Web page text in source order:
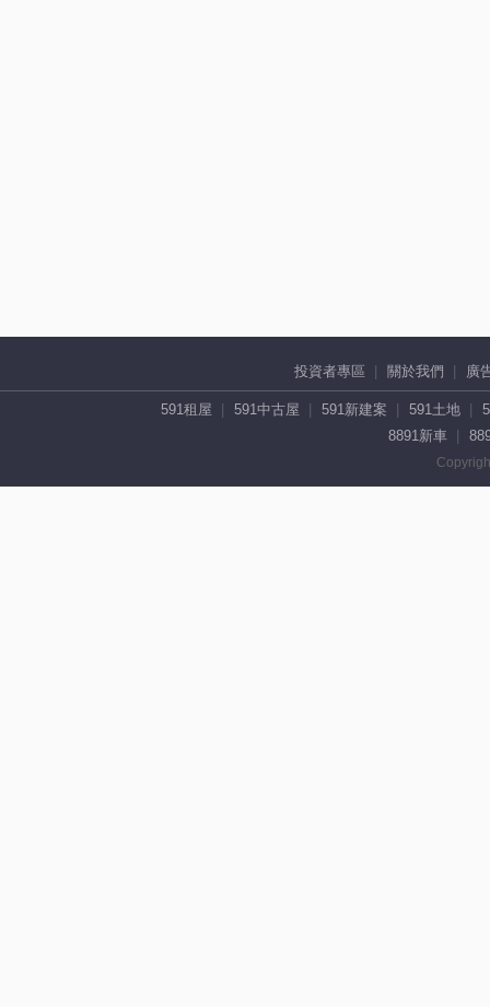
投資者專區 關於我們 廣
591租屋 591中古屋 591新建案 591土地
8891新車